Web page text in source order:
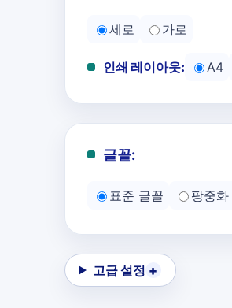
세로 가로
인쇄 레이아웃: A4
글꼴:
표준 글꼴 팡중
고급 설정